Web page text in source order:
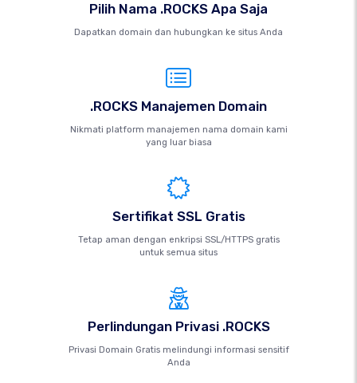
Pilih Nama .ROCKS Apa Saja
Dapatkan domain dan hubungkan ke situs Anda
.ROCKS Manajemen Domain
Nikmati platform manajemen nama domain kami
yang luar biasa
Sertifikat SSL Gratis
Tetap aman dengan enkripsi SSL/HTTPS gratis
untuk semua situs
Perlindungan Privasi .ROCKS
Privasi Domain Gratis melindungi informasi sensitif
Anda